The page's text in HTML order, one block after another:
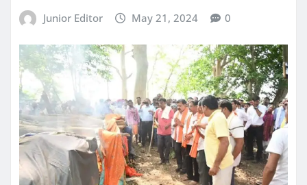
Junior Editor May 21, 2024 0